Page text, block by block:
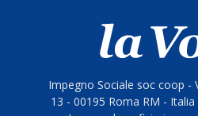
Impegno Sociale soc coop -
13 - 00195 Roma RM -